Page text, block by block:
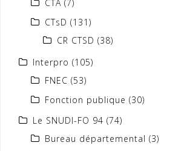
CTA (7)
CTsD (131)
CR CTSD (38)
Interpro (105)
FNEC (53)
Fonction publique (30)
Le SNUDI-FO 94 (74)
Bureau départemental (3)